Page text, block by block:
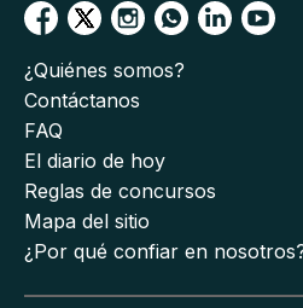
¿Quiénes somos?
Contáctanos
FAQ
El diario de hoy
Reglas de concursos
Mapa del sitio
¿Por qué confiar en